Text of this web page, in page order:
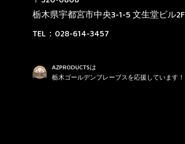
栃木県宇都宮市中央3-1-5 文生堂ビル2F
TEL： 028-614-3457
AZPRODUCTSは
栃木ゴールデンブレーブスを応援しています！